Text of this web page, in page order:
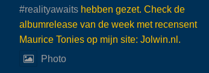
#realityawaits hebben gezet. Check de
albumrelease van de week met recensent
Maurice Tonies op mijn site: Jolwin.nl.
Photo